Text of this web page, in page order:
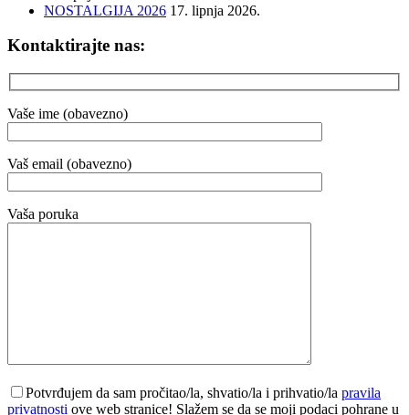
NOSTALGIJA 2026 17. lipnja 2026.
Kontaktirajte nas:
Vaše ime (obavezno)
Vaš email (obavezno)
Vaša poruka
Potvrđujem da sam pročitao/la, shvatio/la i prihvatio/la pravila
privatnosti ove web stranice! Slažem se da se moji podaci pohrane u